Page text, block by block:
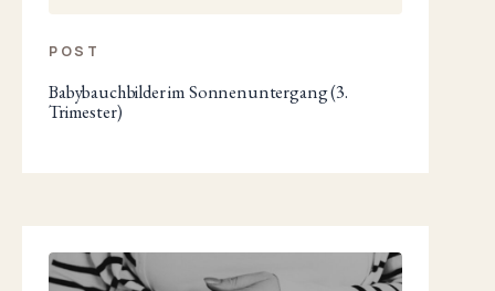
POST
Babybauchbilder im Sonnenuntergang (3.
Trimester)